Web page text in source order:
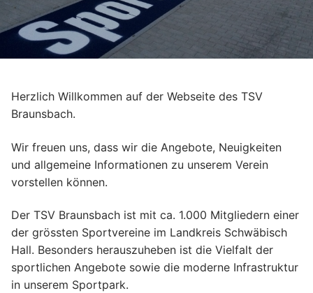
Suchen
Fussball
Herren
Jugend
Freizeitkicker
Tennis
Tennis – Herren
Tennis – Damen
Tennis – Jugend
Breitensport
Erwachsene
AROHA
Aqua Fitness
Kinder und Jugend
Ballett
Der Verein
Sportpark
Sponsoren
Herzlich Willkommen auf der Webseite des TSV
Braunsbach.
Wir freuen uns, dass wir die Angebote, Neuigkeiten
und allgemeine Informationen zu unserem Verein
vorstellen können.
Der TSV Braunsbach ist mit ca. 1.000 Mitgliedern einer
der grössten Sportvereine im Landkreis Schwäbisch
Hall. Besonders herauszuheben ist die Vielfalt der
sportlichen Angebote sowie die moderne Infrastruktur
in unserem Sportpark.